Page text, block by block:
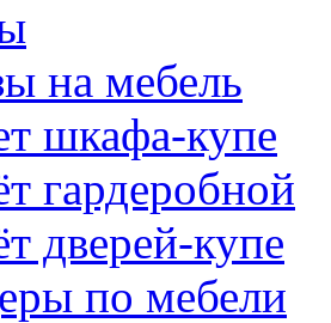
на мебель
шкафа-купе
гардеробной
дверей-купе
по мебели